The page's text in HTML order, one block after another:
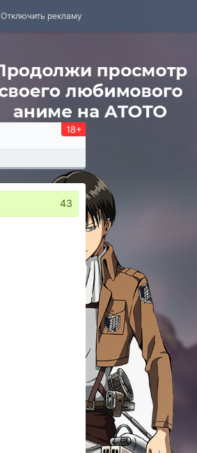
Отключить рекламу
18+
43